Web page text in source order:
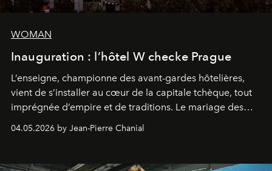
WOMAN
Inauguration : l’hôtel W checke Prague
L’enseigne, championne des avant-gardes hôtelières,
vient de s’installer au cœur de la capitale tchèque, tout
imprégnée d’empire et de traditions. Le mariage des
04.05.2026 by Jean-Pierre Chanial